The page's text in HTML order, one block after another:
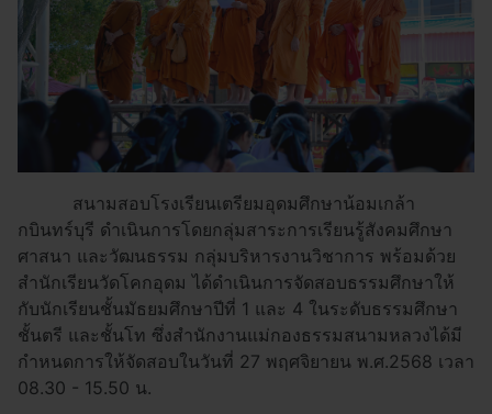
สนามสอบโรงเรียนเตรียมอุดมศึกษาน้อมเกล้า
กบินทร์บุรี ดำเนินการโดยกลุ่มสาระการเรียนรู้สังคมศึกษา
ศาสนา และวัฒนธรรม กลุ่มบริหารงานวิชาการ พร้อมด้วย
สำนักเรียนวัดโคกอุดม ได้ดำเนินการจัดสอบธรรมศึกษาให้
กับนักเรียนชั้นมัธยมศึกษาปีที่ 1 และ 4 ในระดับธรรมศึกษา
ชั้นตรี และชั้นโท ซึ่งสำนักงานแม่กองธรรมสนามหลวงได้มี
กำหนดการให้จัดสอบในวันที่ 27 พฤศจิยายน พ.ศ.2568 เวลา
08.30 - 15.50 น.